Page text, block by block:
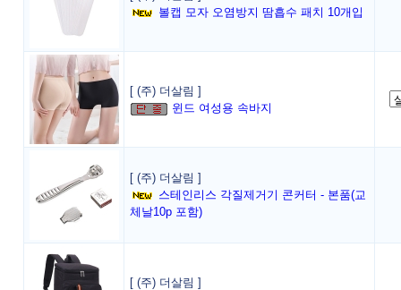
볼캡 모자 오염방지 땀흡수 패치 10개입
[ (주) 더살림 ]
윈드 여성용 속바지
[ (주) 더살림 ]
스테인리스 각질제거기 콘커터 - 본품(교
체날10p 포함)
[ (주) 더살림 ]